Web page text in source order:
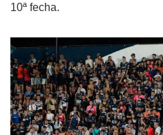
10ª fecha.